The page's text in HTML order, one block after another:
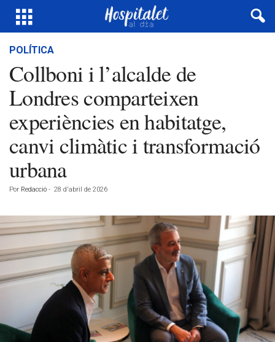
POLÍTICA
Collboni i l’alcalde de
Londres comparteixen
experiències en habitatge,
canvi climàtic i transformació
urbana
Por Redacció - 28 d'abril de 2026